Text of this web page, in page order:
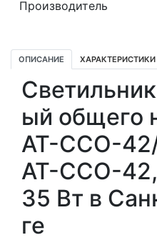
Производитель
ОПИСАНИЕ ХАРАКТЕРИСТИКИ
ый общего
АТ-ССО-
АТ-ССО-
35 Вт в
ге